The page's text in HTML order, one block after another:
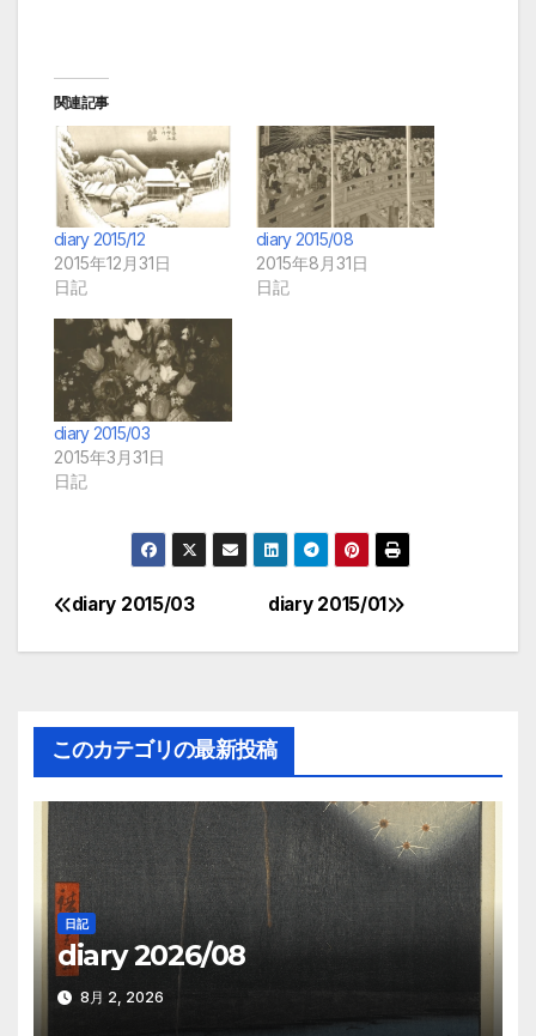
関連記事
diary 2015/12
2015年12月31日
日記
diary 2015/08
2015年8月31日
日記
diary 2015/03
2015年3月31日
日記
投
稿
ナ
ビ
ゲ
ー
シ
ョ
ン
diary 2015/01
diary 2015/03
このカテゴリの最新投稿
日記
diary 2026/08
8月 2, 2026